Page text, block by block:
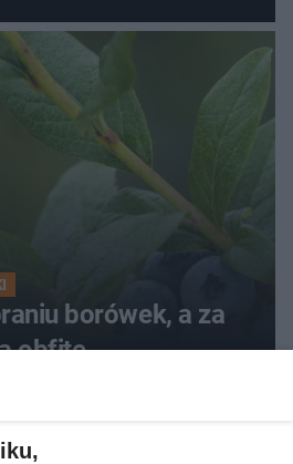
borówek, a za
obfite